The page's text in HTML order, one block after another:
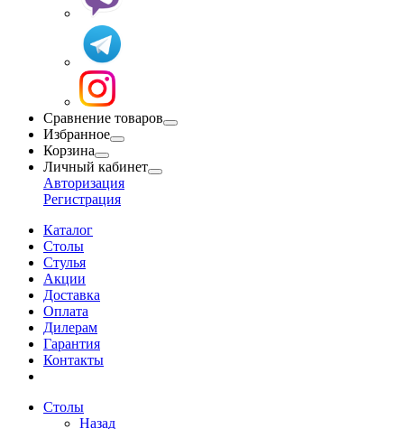
Сравнение товаров
Избранное
Корзина
Личный кабинет
Авторизация
Регистрация
Каталог
Столы
Стулья
Акции
Доставка
Оплата
Дилерам
Гарантия
Контакты
Столы
Назад